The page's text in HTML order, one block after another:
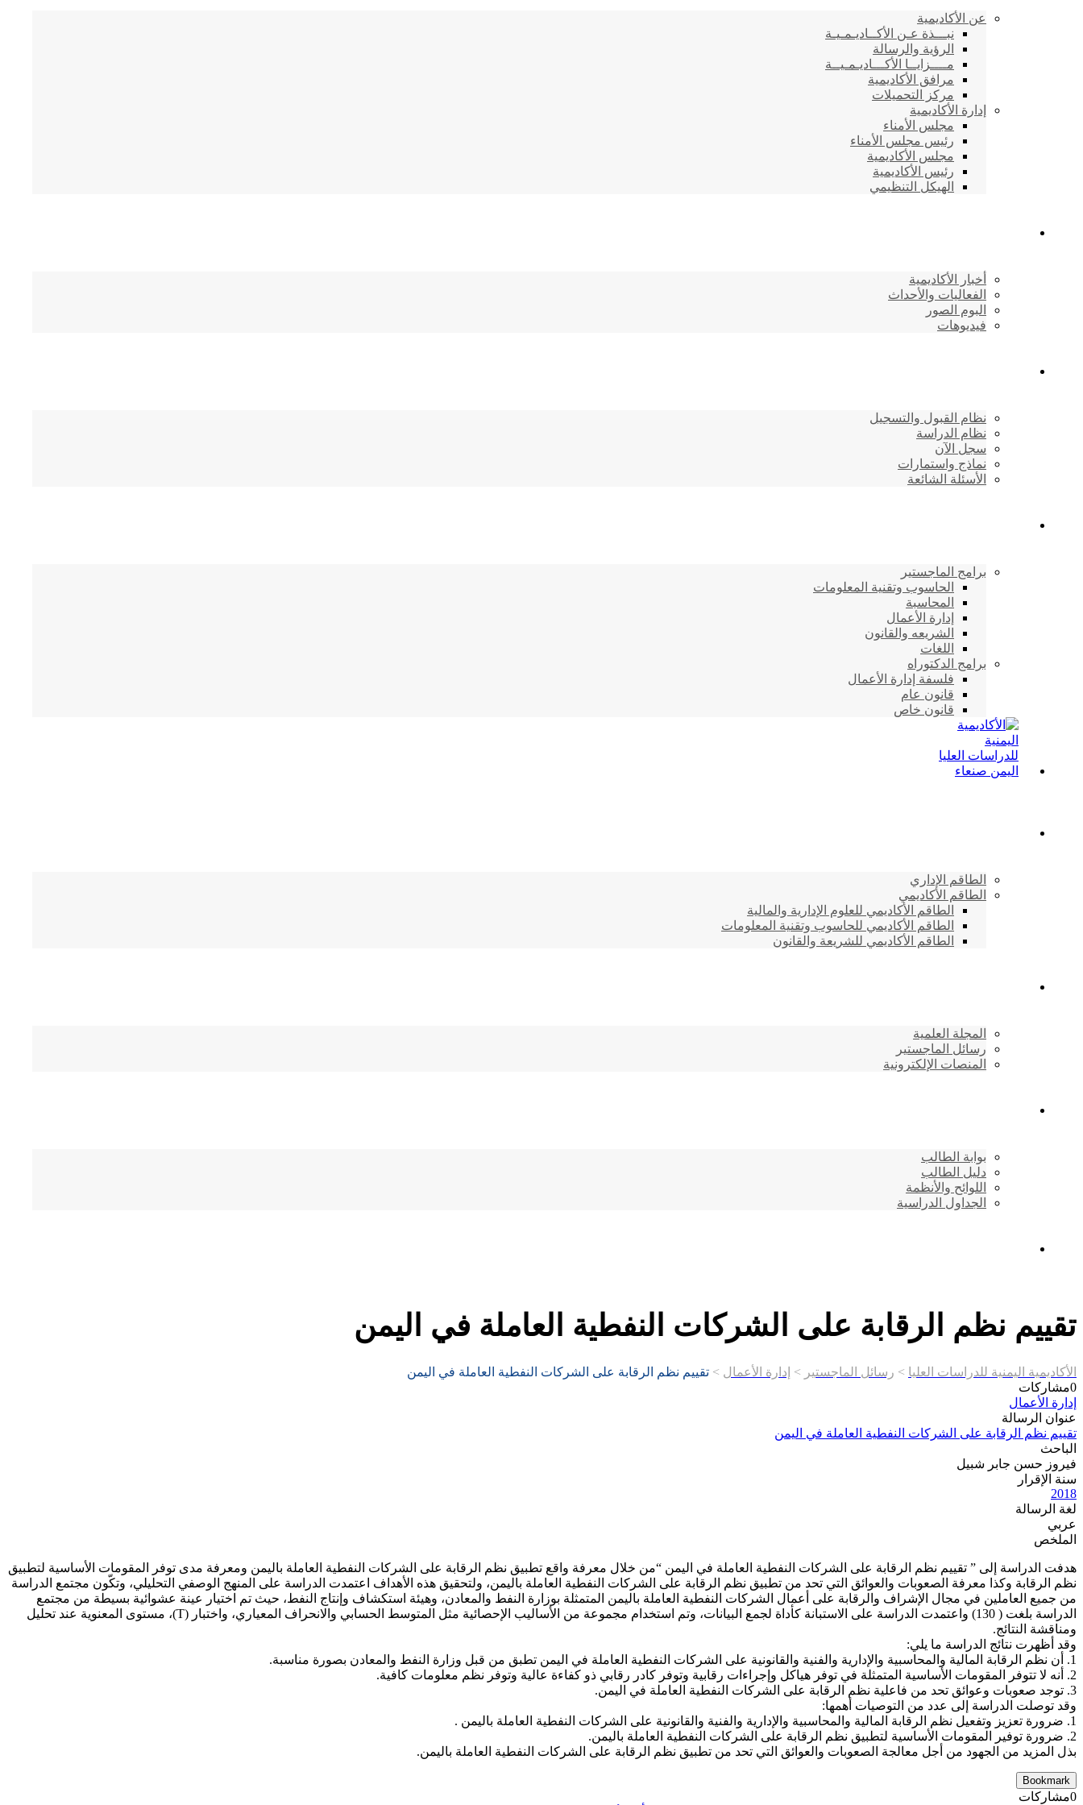
عن الأكاديمية
نبـــذة عـن الأكــاديـمـيـة
الرؤية والرسالة
مــــزايــا الأكـــاديـمـيــة
مرافق الأكاديمية
مركز التحميلات
إدارة الأكاديمية
مجلس الأمناء
رئيس مجلس الأمناء
مجلس الأكاديمية
رئيس الأكاديمية
الهيكل التنظيمي
أخبار الأكاديمية
الفعاليات والأحداث
البوم الصور
فيديوهات
نظام القبول والتسجيل
نظام الدراسة
سجل الآن
نماذج واستمارات
الأسئلة الشائعة
برامج الماجستير
الحاسوب وتقنية المعلومات
المحاسبة
إدارة الأعمال
الشريعه والقانون
اللغات
برامج الدكتوراه
فلسفة إدارة الأعمال
قانون عام
قانون خاص
الطاقم الإداري
الطاقم الأكاديمي
الطاقم الأكاديمي للعلوم الإدارية والمالية
الطاقم الأكاديمي للحاسوب وتقنية المعلومات
الطاقم الأكاديمي للشريعة والقانون
المجلة العلمية
رسائل الماجستير
المنصات الإلكترونية
بوابة الطالب
دليل الطالب
اللوائح والأنظمة
الجداول الدراسية
تقييم نظم الرقابة على الشركات النفطية العاملة في اليمن
الأكاديمية اليمنية للدراسات العليا > رسائل الماجستير > إدارة الأعمال > تقييم نظم الرقابة على الشركات النفطية العاملة في اليمن
0مشاركات
إدارة الأعمال
عنوان الرسالة
تقييم نظم الرقابة على الشركات النفطية العاملة في اليمن
الباحث
فيروز حسن جابر شبيل
سنة الإقرار
2018
لغة الرسالة
عربي
الملخص
هدفت الدراسة إلى ” تقييم نظم الرقابة على الشركات النفطية العاملة في اليمن “من خلال معرفة واقع تطبيق نظم الرقابة على الشركات النفطية العاملة باليمن ومعرفة مدى توفر المقومات الأساسية لتطبيق
نظم الرقابة وكذا معرفة الصعوبات والعوائق التي تحد من تطبيق نظم الرقابة على الشركات النفطية العاملة باليمن، ولتحقيق هذه الأهداف اعتمدت الدراسة على المنهج الوصفي التحليلي، وتكّون مجتمع الدراسة
من جميع العاملين في مجال الإشراف والرقابة على أعمال الشركات النفطية العاملة باليمن المتمثلة بوزارة النفط والمعادن، وهيئة استكشاف وإنتاج النفط، حيث تم اختيار عينة عشوائية بسيطة من مجتمع
الدراسة بلغت ( 130) واعتمدت الدراسة على الاستبانة كأداة لجمع البيانات، وتم استخدام مجموعة من الأساليب الإحصائية مثل المتوسط الحسابي والانحراف المعياري، واختبار (T)، مستوى المعنوية عند تحليل
ومناقشة النتائج.
وقد أظهرت نتائج الدراسة ما يلي:
1. أن نظم الرقابة المالية والمحاسبية والإدارية والفنية والقانونية على الشركات النفطية العاملة في اليمن تطبق من قبل وزارة النفط والمعادن بصورة مناسبة.
2. أنه لا تتوفر المقومات الأساسية المتمثلة في توفر هياكل وإجراءات رقابية وتوفر كادر رقابي ذو كفاءة عالية وتوفر نظم معلومات كافية.
3. توجد صعوبات وعوائق تحد من فاعلية نظم الرقابة على الشركات النفطية العاملة في اليمن.
وقد توصلت الدراسة إلى عدد من التوصيات أهمها:
1. ضرورة تعزيز وتفعيل نظم الرقابة المالية والمحاسبية والإدارية والفنية والقانونية على الشركات النفطية العاملة باليمن .
2. ضرورة توفير المقومات الأساسية لتطبيق نظم الرقابة على الشركات النفطية العاملة باليمن.
بذل المزيد من الجهود من أجل معالجة الصعوبات والعوائق التي تحد من تطبيق نظم الرقابة على الشركات النفطية العاملة باليمن.
Bookmark
0مشاركات